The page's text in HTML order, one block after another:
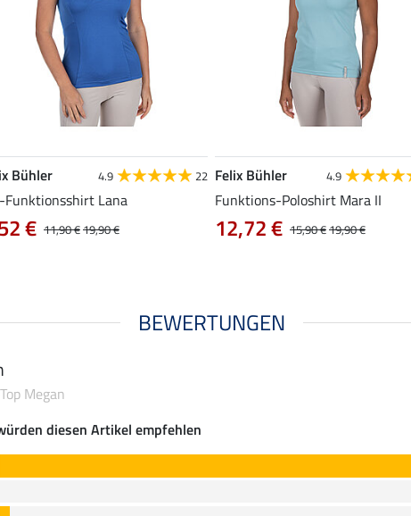
Bühler 4.9 22
Funktionsshirt Lana
11,90 €19,90 €
€
Felix Bühler 4.9
Funktions-Poloshirt Mara II
15,90 €19,90 €
12,72 €
BEWERTUNGEN
Megan
diesen Artikel empfehlen